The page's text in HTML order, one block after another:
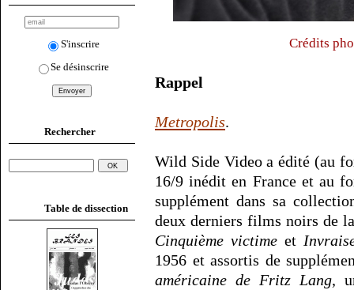
S'inscrire
Se désinscrire
Rechercher
Table de dissection
Crédits
Rappel
Metropolis.
Wild Side Video a édité (au
16/9 inédit en France et au
supplément dans sa
deux derniers films noirs de
Cinquième victime et
1956 et assortis de
américaine de Fritz Lang,